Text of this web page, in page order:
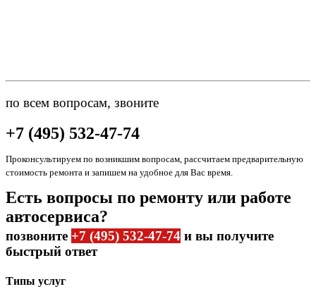
по всем вопросам, звоните
+7 (495) 532-47-74
Проконсультируем по возникшим вопросам, рассчитаем предварительную
стоимость ремонта и запишем на удобное для Вас время.
Есть вопросы по ремонту или работе
автосервиса?
позвоните +7 (495) 532-47-74 и вы получите
быстрый ответ
Типы услуг